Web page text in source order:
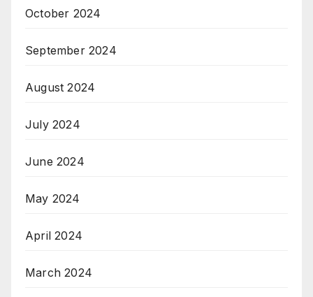
October 2024
September 2024
August 2024
July 2024
June 2024
May 2024
April 2024
March 2024